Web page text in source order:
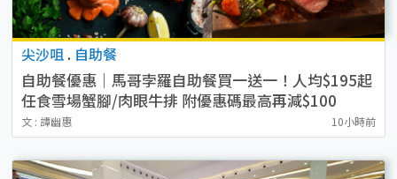
尖沙咀 . 自助餐
自助餐優惠｜馬哥孛羅自助餐買一送一！人均$195起
任食雪場蟹腳/肉眼牛排 附優惠碼最高再減$100
文 : 譚幽惠 10小時前